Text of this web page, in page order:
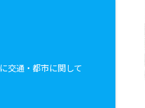
交通・都市に関して